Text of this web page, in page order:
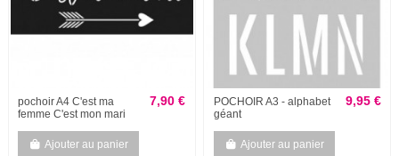
pochoir A4 C'est ma
femme C'est mon mari
7,90 €
Ajouter au panier
POCHOIR A3 - alphabet
géant
9,95 €
Ajouter au panier